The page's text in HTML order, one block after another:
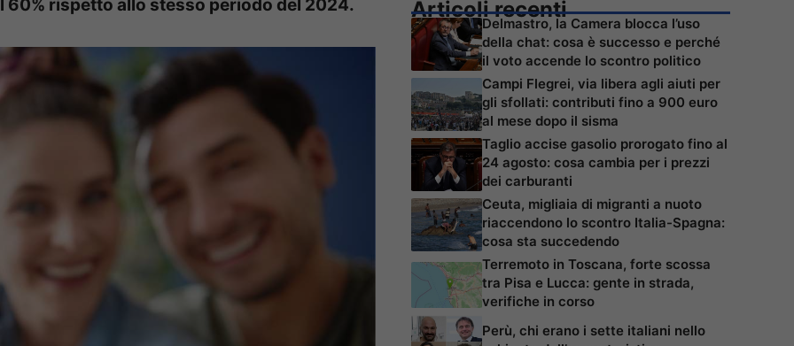
60% rispetto allo stesso periodo del 2024. Articoli recenti
Delmastro, la Camera blocca l’uso
della chat: cosa è successo e perché
il voto accende lo scontro politico
Campi Flegrei, via libera agli aiuti per
gli sfollati: contributi fino a 900 euro
al mese dopo il sisma
Taglio accise gasolio prorogato fino al
24 agosto: cosa cambia per i prezzi
dei carburanti
Ceuta, migliaia di migranti a nuoto
riaccendono lo scontro Italia-Spagna:
cosa sta succedendo
Terremoto in Toscana, forte scossa
tra Pisa e Lucca: gente in strada,
verifiche in corso
Perù, chi erano i sette italiani nello